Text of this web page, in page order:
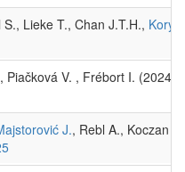
Lieke T., Chan J.T.H.,
, Piačková V. , Frébort I. (2024)
J., Rebl A., Koczan